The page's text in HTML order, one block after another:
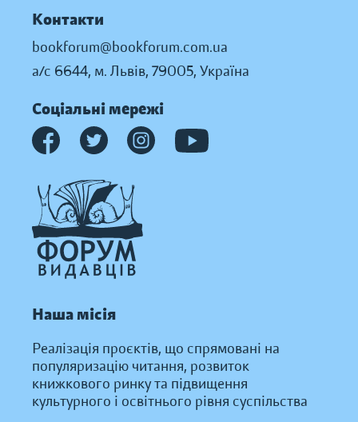
Контакти
bookforum@bookforum.com.ua
а/с 6644, м. Львів, 79005, Україна
Соціальні мережі
Наша місія
Реалізація проєктів, що спрямовані на
популяризацію читання, розвиток
книжкового ринку та підвищення
культурного і освітнього рівня суспільства